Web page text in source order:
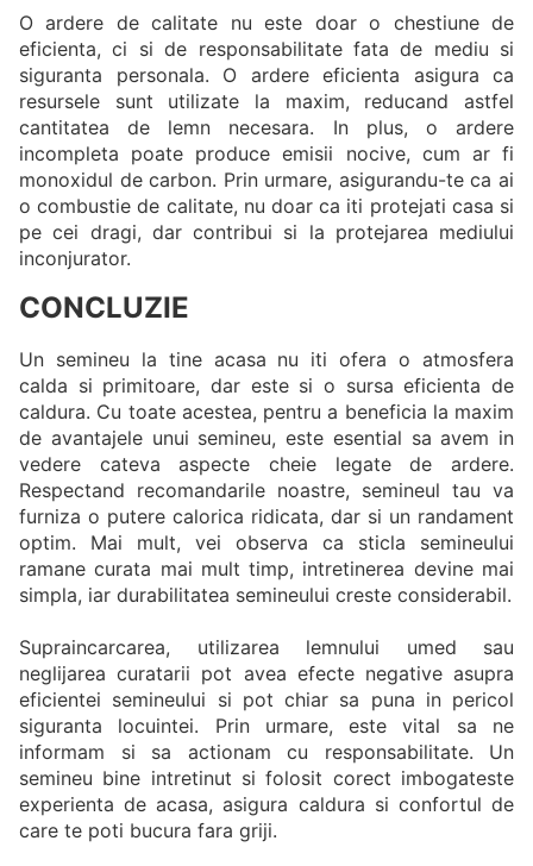
O ardere de calitate nu este doar o chestiune de
eficienta, ci si de responsabilitate fata de mediu si
siguranta personala. O ardere eficienta asigura ca
resursele sunt utilizate la maxim, reducand astfel
cantitatea de lemn necesara. In plus, o ardere
incompleta poate produce emisii nocive, cum ar fi
monoxidul de carbon. Prin urmare, asigurandu-te ca ai
o combustie de calitate, nu doar ca iti protejati casa si
pe cei dragi, dar contribui si la protejarea mediului
inconjurator.
CONCLUZIE
Un semineu la tine acasa nu iti ofera o atmosfera
calda si primitoare, dar este si o sursa eficienta de
caldura. Cu toate acestea, pentru a beneficia la maxim
de avantajele unui semineu, este esential sa avem in
vedere cateva aspecte cheie legate de ardere.
Respectand recomandarile noastre, semineul tau va
furniza o putere calorica ridicata, dar si un randament
optim. Mai mult, vei observa ca sticla semineului
ramane curata mai mult timp, intretinerea devine mai
simpla, iar durabilitatea semineului creste considerabil.
Supraincarcarea, utilizarea lemnului umed sau
neglijarea curatarii pot avea efecte negative asupra
eficientei semineului si pot chiar sa puna in pericol
siguranta locuintei. Prin urmare, este vital sa ne
informam si sa actionam cu responsabilitate. Un
semineu bine intretinut si folosit corect imbogateste
experienta de acasa, asigura caldura si confortul de
care te poti bucura fara griji.